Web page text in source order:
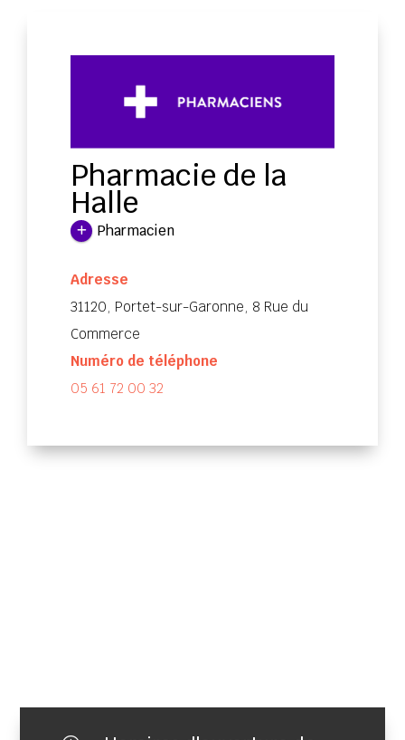
Pharmacie de la
Halle
Pharmacien
Adresse
31120, Portet-sur-Garonne, 8 Rue du
Commerce
Numéro de téléphone
05 61 72 00 32